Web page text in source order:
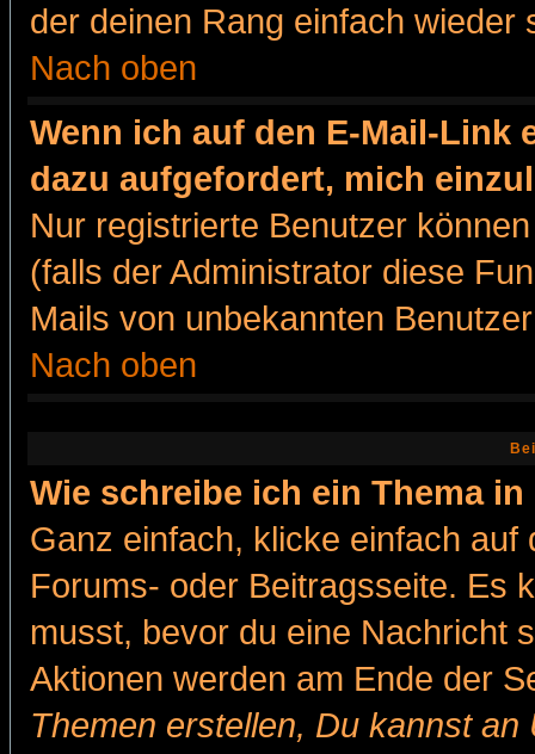
der deinen Rang einfach wieder
Nach oben
Wenn ich auf den E-Mail-Link
dazu aufgefordert, mich
Nur registrierte Benutzer
(falls der Administrator diese
Mails von unbekannten
Nach oben
Wie schreibe ich ein Thema
Ganz einfach, klicke einfach
Forums- oder Beitragsseite. Es
musst, bevor du eine Nachricht
Aktionen werden am Ende der
Themen erstellen, Du kannst